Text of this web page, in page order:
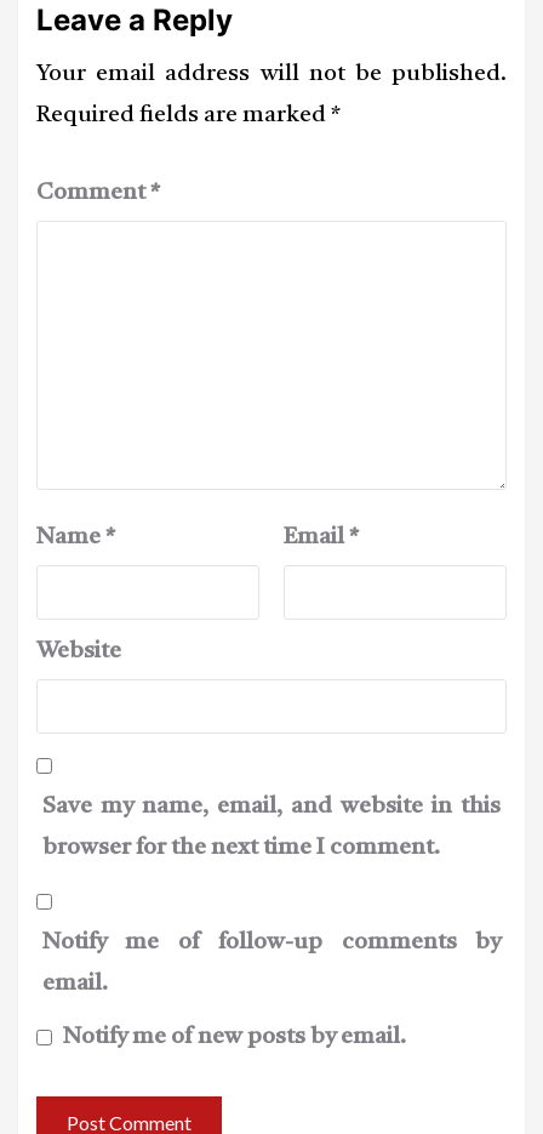
Leave a Reply
Your email address will not be published.
Required fields are marked *
Comment*
Name * Email*
Website
Save my name, email, and website in this
browser for the next time I comment.
Notify me of follow-up comments by
email.
Notify me of new posts by email.